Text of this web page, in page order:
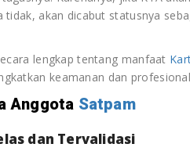
penyedia satpam, yayasan satpam
akan dicabut statusnya
lengkap tentang manfaat
keamanan dan
Anggota Satpam
dan Tervalidasi